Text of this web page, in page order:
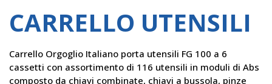
CARRELLO UTENSILI
Carrello Orgoglio Italiano porta utensili FG 100 a 6
cassetti con assortimento di 116 utensili in moduli di Abs
composto da chiavi combinate, chiavi a bussola, pinze